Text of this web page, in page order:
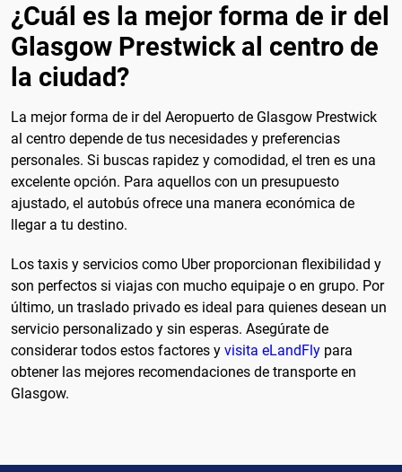
¿Cuál es la mejor forma de ir del
Glasgow Prestwick al centro de
la ciudad?
La mejor forma de ir del Aeropuerto de Glasgow Prestwick
al centro depende de tus necesidades y preferencias
personales. Si buscas rapidez y comodidad, el tren es una
excelente opción. Para aquellos con un presupuesto
ajustado, el autobús ofrece una manera económica de
llegar a tu destino.
Los taxis y servicios como Uber proporcionan flexibilidad y
son perfectos si viajas con mucho equipaje o en grupo. Por
último, un traslado privado es ideal para quienes desean un
servicio personalizado y sin esperas. Asegúrate de
considerar todos estos factores y visita eLandFly para
obtener las mejores recomendaciones de transporte en
Glasgow.